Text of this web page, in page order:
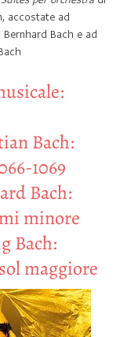
accostate ad
Bernhard Bach e ad
Bach:
1069
Bach:
minore
Bach:
maggiore